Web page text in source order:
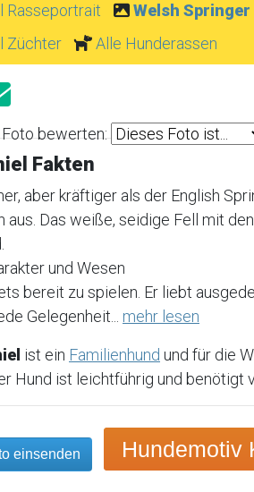
Rasseportrait
Welsh
Züchter
Alle Hunderassen
bewerten:
Fakten
aber kräftiger als der English
Das weiße, seidige Fell mit
und Wesen
bereit zu spielen. Er liebt
Gelegenheit... mehr lesen
ist ein Familienhund und für die
Hund ist leichtführig und benötigt
einsenden Hundemotiv